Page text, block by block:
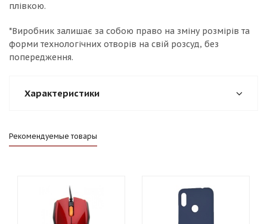
плівкою.
*Виробник залишає за собою право на зміну розмірів та
форми технологічних отворів на свій розсуд, без
попередження.
Характеристики
Рекомендуемые товары